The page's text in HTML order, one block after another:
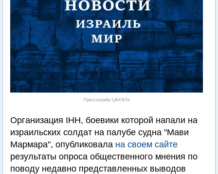
Пресс-служба ЦАХАЛа
Организация IHH, боевики которой напали на
израильских солдат на палубе судна "Мави
Мармара", опубликовала на своем сайте
результаты опроса общественного мнения по
поводу недавно представленных выводов